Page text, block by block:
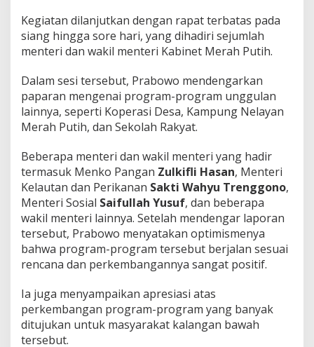
​Kegiatan dilanjutkan dengan rapat terbatas pada
siang hingga sore hari, yang dihadiri sejumlah
menteri dan wakil menteri Kabinet Merah Putih.
​Dalam sesi tersebut, Prabowo mendengarkan
paparan mengenai program-program unggulan
lainnya, seperti Koperasi Desa, Kampung Nelayan
Merah Putih, dan Sekolah Rakyat.
​Beberapa menteri dan wakil menteri yang hadir
termasuk Menko Pangan Zulkifli Hasan, Menteri
Kelautan dan Perikanan Sakti Wahyu Trenggono,
Menteri Sosial Saifullah Yusuf, dan beberapa
wakil menteri lainnya. Setelah mendengar laporan
tersebut, Prabowo menyatakan optimismenya
bahwa program-program tersebut berjalan sesuai
rencana dan perkembangannya sangat positif.
​Ia juga menyampaikan apresiasi atas
perkembangan program-program yang banyak
ditujukan untuk masyarakat kalangan bawah
tersebut.